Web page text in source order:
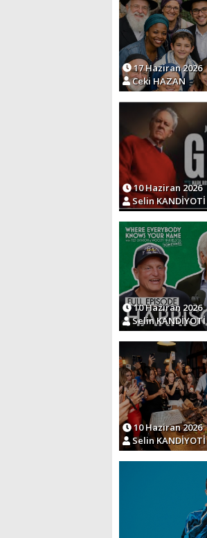
17 Haziran 2026
Ceki HAZAN
10 Haziran 2026
Selin KANDİYOTİ
10 Haziran 2026
Selin KANDİYOTİ
10 Haziran 2026
Selin KANDİYOTİ